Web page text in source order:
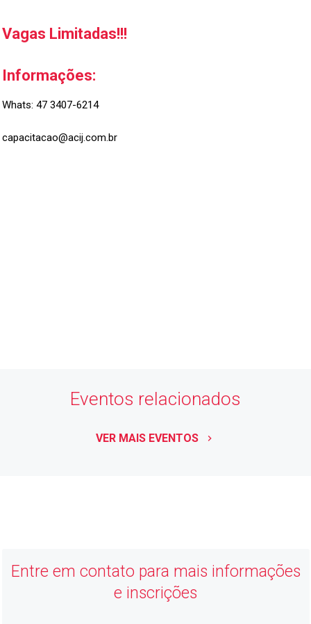
Vagas Limitadas!!!
Informações:
Whats: 47 3407-6214
capacitacao@acij.com.br
Eventos relacionados
keyboard_arrow_right
VER MAIS EVENTOS
Entre em contato para mais informações
e inscrições